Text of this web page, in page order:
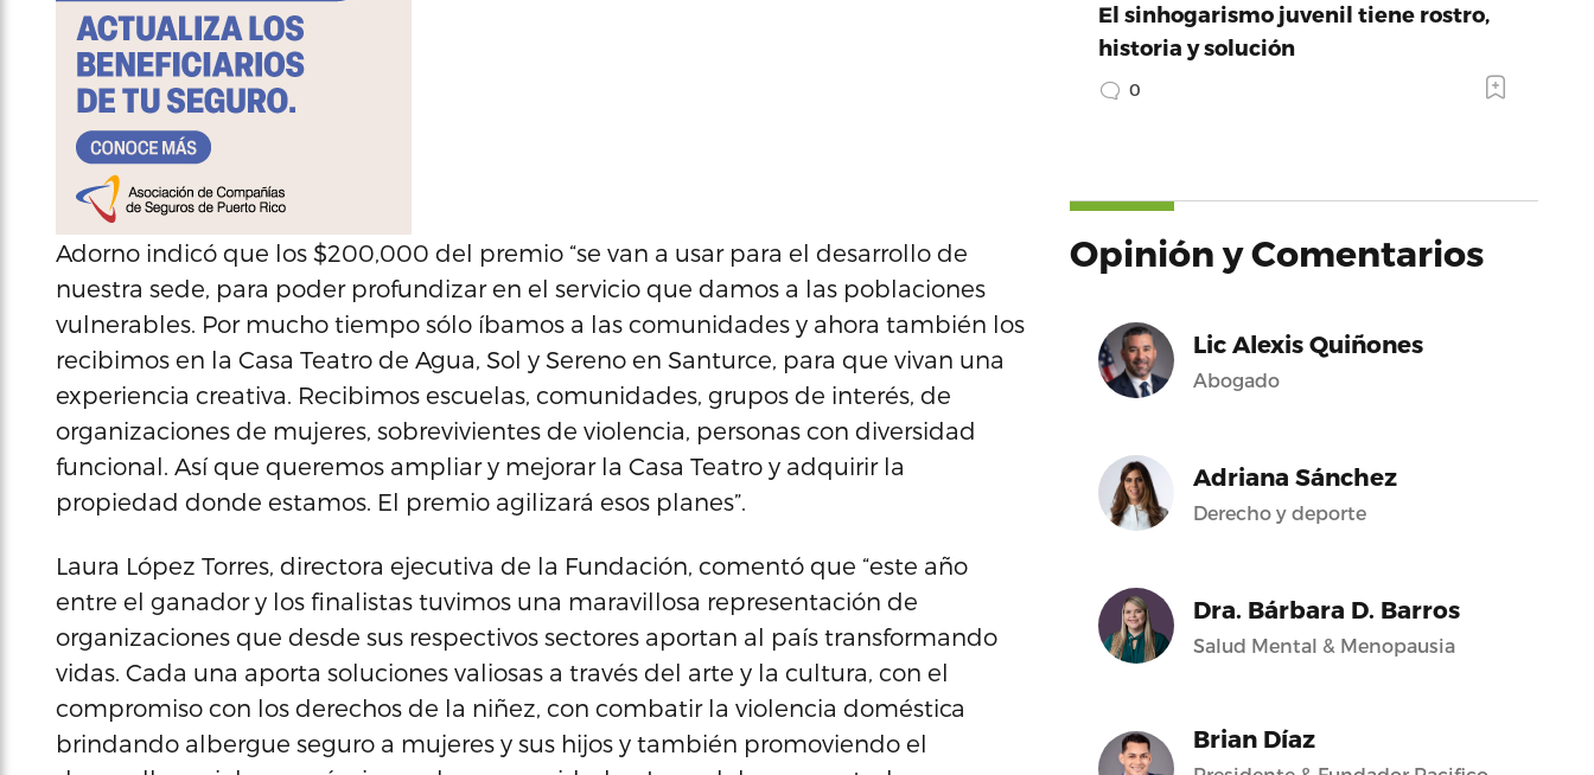
Adorno indicó que los $200,000 del premio “se van a usar para el desarrollo de
nuestra sede, para poder profundizar en el servicio que damos a las poblaciones
vulnerables. Por mucho tiempo sólo íbamos a las comunidades y ahora también los
recibimos en la Casa Teatro de Agua, Sol y Sereno en Santurce, para que vivan una
experiencia creativa. Recibimos escuelas, comunidades, grupos de interés, de
organizaciones de mujeres, sobrevivientes de violencia, personas con diversidad
funcional. Así que queremos ampliar y mejorar la Casa Teatro y adquirir la
propiedad donde estamos. El premio agilizará esos planes”.
Laura López Torres, directora ejecutiva de la Fundación, comentó que “este año
entre el ganador y los finalistas tuvimos una maravillosa representación de
organizaciones que desde sus respectivos sectores aportan al país transformando
vidas. Cada una aporta soluciones valiosas a través del arte y la cultura, con el
compromiso con los derechos de la niñez, con combatir la violencia doméstica
brindando albergue seguro a mujeres y sus hijos y también promoviendo el
El sinhogarismo juvenil tiene rostro,
historia y solución
0
Opinión y Comentarios
Lic Alexis Quiñones
Abogado
Adriana Sánchez
Derecho y deporte
Dra. Bárbara D. Barros
Salud Mental & Menopausia
Brian Díaz